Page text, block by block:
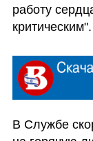
работу
критическим".
В Службе